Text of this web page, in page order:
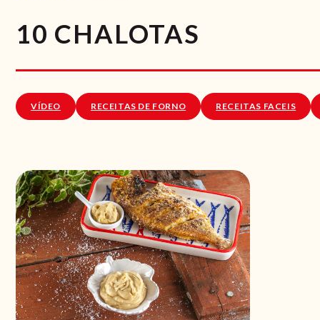
10 CHALOTAS
VÍDEO RECEITAS DE FORNO RECEITAS FACEIS